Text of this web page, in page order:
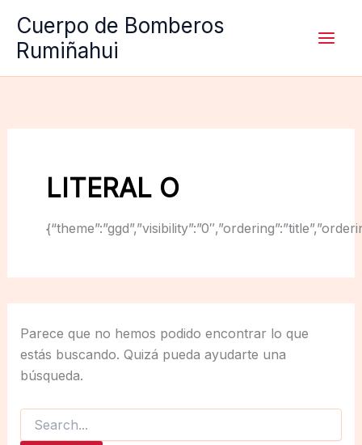
contenido
Cuerpo de Bomberos
Rumiñahui
LITERAL O
Parece que no hemos podido encontrar lo que
estás buscando. Quizá pueda ayudarte una
búsqueda.
Buscar
por: